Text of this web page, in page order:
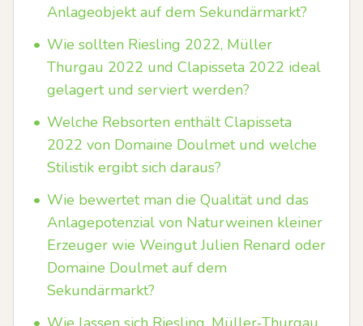
Anlageobjekt auf dem Sekundärmarkt?
• Wie sollten Riesling 2022, Müller
Thurgau 2022 und Clapisseta 2022 ideal
gelagert und serviert werden?
• Welche Rebsorten enthält Clapisseta
2022 von Domaine Doulmet und welche
Stilistik ergibt sich daraus?
• Wie bewertet man die Qualität und das
Anlagepotenzial von Naturweinen kleiner
Erzeuger wie Weingut Julien Renard oder
Domaine Doulmet auf dem
Sekundärmarkt?